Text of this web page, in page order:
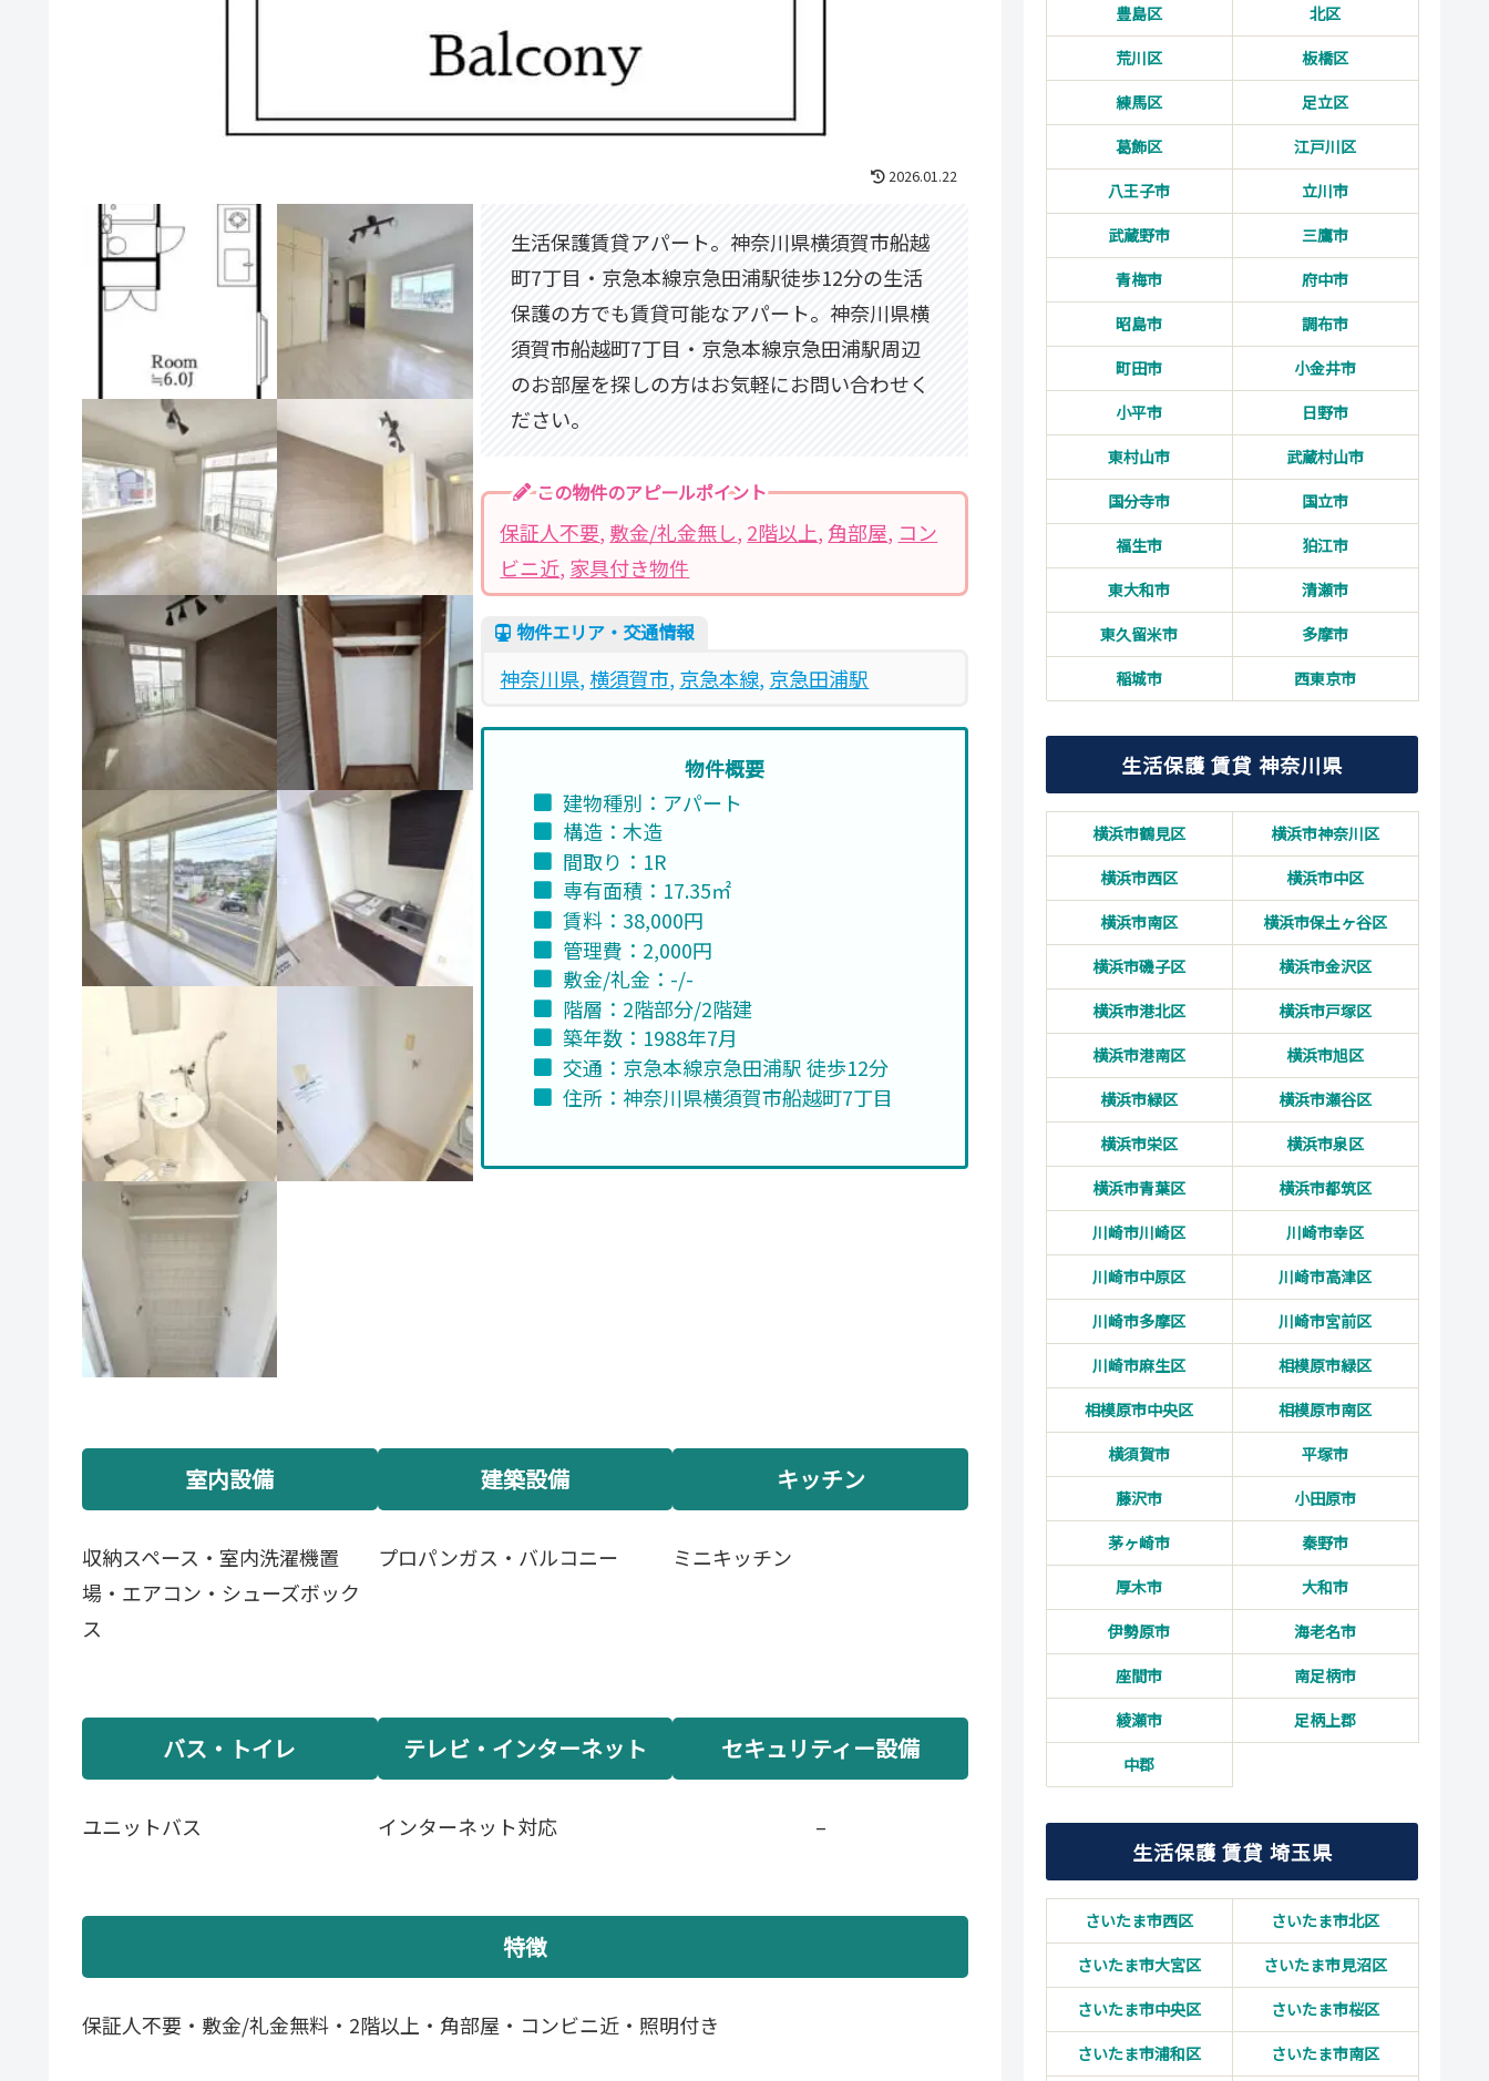
2026.01.22
生活保護賃貸アパート。神奈川県横須賀市船越
町7丁目・京急本線京急田浦駅徒歩12分の生活
保護の方でも賃貸可能なアパート。神奈川県横
須賀市船越町7丁目・京急本線京急田浦駅周辺
のお部屋を探しの方はお気軽にお問い合わせく
ださい。
この物件のアピールポイント
保証人不要, 敷金/礼金無し, 2階以上, 角部屋, コン
ビニ近, 家具付き物件
物件エリア・交通情報
神奈川県, 横須賀市, 京急本線, 京急田浦駅
物件概要
建物種別：アパート
構造：木造
間取り：1R
専有面積：17.35㎡
賃料：38,000円
管理費：2,000円
敷金/礼金：-/-
階層：2階部分/2階建
築年数：1988年7月
交通：京急本線京急田浦駅 徒歩12分
住所：神奈川県横須賀市船越町7丁目
室内設備
収納スペース・室内洗濯機置
場・エアコン・シューズボック
ス
建築設備
プロパンガス・バルコニー
キッチン
ミニキッチン
バス・トイレ
ユニットバス
テレビ・インターネット
インターネット対応
セキュリティー設備
–
特徴
保証人不要・敷金/礼金無料・2階以上・角部屋・コンビニ近・照明付き
豊島区
北区
荒川区
板橋区
練馬区
足立区
葛飾区
江戸川区
八王子市
立川市
武蔵野市
三鷹市
青梅市
府中市
昭島市
調布市
町田市
小金井市
小平市
日野市
東村山市
武蔵村山市
国分寺市
国立市
福生市
狛江市
東大和市
清瀬市
東久留米市
多摩市
稲城市
西東京市
生活保護 賃貸 神奈川県
横浜市鶴見区
横浜市神奈川区
横浜市西区
横浜市中区
横浜市南区
横浜市保土ヶ谷区
横浜市磯子区
横浜市金沢区
横浜市港北区
横浜市戸塚区
横浜市港南区
横浜市旭区
横浜市緑区
横浜市瀬谷区
横浜市栄区
横浜市泉区
横浜市青葉区
横浜市都筑区
川崎市川崎区
川崎市幸区
川崎市中原区
川崎市高津区
川崎市多摩区
川崎市宮前区
川崎市麻生区
相模原市緑区
相模原市中央区
相模原市南区
横須賀市
平塚市
藤沢市
小田原市
茅ヶ崎市
秦野市
厚木市
大和市
伊勢原市
海老名市
座間市
南足柄市
綾瀬市
足柄上郡
中郡
生活保護 賃貸 埼玉県
さいたま市西区
さいたま市北区
さいたま市大宮区
さいたま市見沼区
さいたま市中央区
さいたま市桜区
さいたま市浦和区
さいたま市南区